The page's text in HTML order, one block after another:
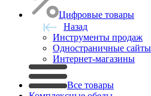
Цифровые товары
Назад
Инструменты продаж
Одностраничные сайты
Интернет-магазины
Все товары